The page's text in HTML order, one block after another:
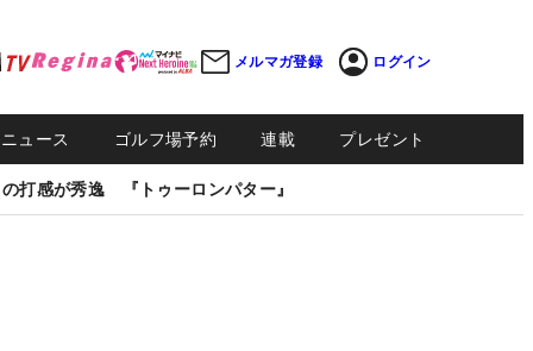
メルマガ登録 ログイン
ュース ゴルフ場予約 連載 プレゼント
打感が秀逸 『トゥーロンパター』